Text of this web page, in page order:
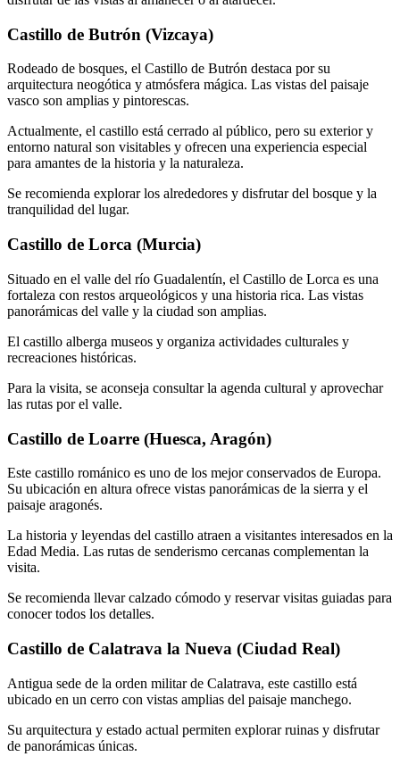
Castillo de Butrón (Vizcaya)
Rodeado de bosques, el Castillo de Butrón destaca por su
arquitectura neogótica y atmósfera mágica. Las vistas del paisaje
vasco son amplias y pintorescas.
Actualmente, el castillo está cerrado al público, pero su exterior y
entorno natural son visitables y ofrecen una experiencia especial
para amantes de la historia y la naturaleza.
Se recomienda explorar los alrededores y disfrutar del bosque y la
tranquilidad del lugar.
Castillo de Lorca (Murcia)
Situado en el valle del río Guadalentín, el Castillo de Lorca es una
fortaleza con restos arqueológicos y una historia rica. Las vistas
panorámicas del valle y la ciudad son amplias.
El castillo alberga museos y organiza actividades culturales y
recreaciones históricas.
Para la visita, se aconseja consultar la agenda cultural y aprovechar
las rutas por el valle.
Castillo de Loarre (Huesca, Aragón)
Este castillo románico es uno de los mejor conservados de Europa.
Su ubicación en altura ofrece vistas panorámicas de la sierra y el
paisaje aragonés.
La historia y leyendas del castillo atraen a visitantes interesados en la
Edad Media. Las rutas de senderismo cercanas complementan la
visita.
Se recomienda llevar calzado cómodo y reservar visitas guiadas para
conocer todos los detalles.
Castillo de Calatrava la Nueva (Ciudad Real)
Antigua sede de la orden militar de Calatrava, este castillo está
ubicado en un cerro con vistas amplias del paisaje manchego.
Su arquitectura y estado actual permiten explorar ruinas y disfrutar
de panorámicas únicas.